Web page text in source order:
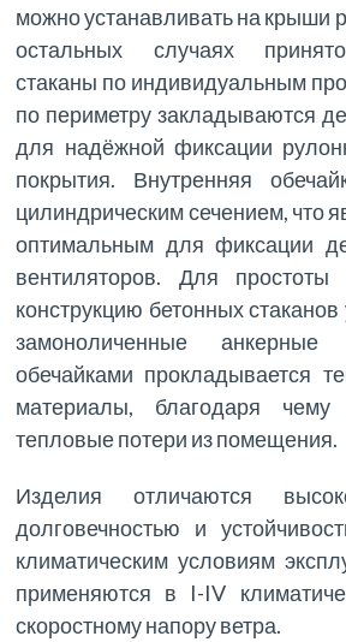
можно устанавливать на крыши
остальных случаях
стаканы по индивидуальным
по периметру закладываются
для надёжной фиксации
покрытия. Внутренняя
цилиндрическим сечением, что
оптимальным для фиксации
вентиляторов. Для
конструкцию бетонных
замоноличенные
обечайками прокладывается
материалы, благодаря чему
тепловые потери из помещения.
Изделия отличаются
долговечностью и
климатическим условиям
применяются в I-IV
скоростному напору ветра.